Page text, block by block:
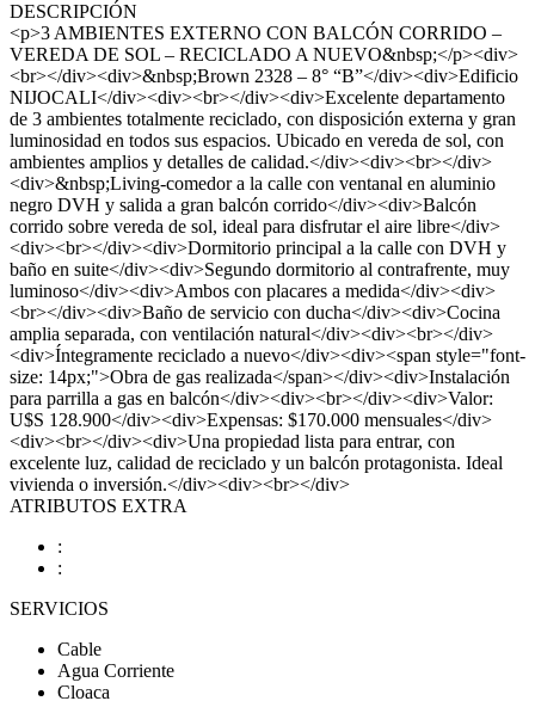
DESCRIPCIÓN
<p>3 AMBIENTES EXTERNO CON BALCÓN CORRIDO –
VEREDA DE SOL – RECICLADO A NUEVO&nbsp;</p><div>
<br></div><div>&nbsp;Brown 2328 – 8° “B”</div><div>Edificio
NIJOCALI</div><div><br></div><div>Excelente departamento
de 3 ambientes totalmente reciclado, con disposición externa y gran
luminosidad en todos sus espacios. Ubicado en vereda de sol, con
ambientes amplios y detalles de calidad.</div><div><br></div>
<div>&nbsp;Living-comedor a la calle con ventanal en aluminio
negro DVH y salida a gran balcón corrido</div><div>Balcón
corrido sobre vereda de sol, ideal para disfrutar el aire libre</div>
<div><br></div><div>Dormitorio principal a la calle con DVH y
baño en suite</div><div>Segundo dormitorio al contrafrente, muy
luminoso</div><div>Ambos con placares a medida</div><div>
<br></div><div>Baño de servicio con ducha</div><div>Cocina
amplia separada, con ventilación natural</div><div><br></div>
<div>Íntegramente reciclado a nuevo</div><div><span style="font-
size: 14px;">Obra de gas realizada</span></div><div>Instalación
para parrilla a gas en balcón</div><div><br></div><div>Valor:
U$S 128.900</div><div>Expensas: $170.000 mensuales</div>
<div><br></div><div>Una propiedad lista para entrar, con
excelente luz, calidad de reciclado y un balcón protagonista. Ideal
vivienda o inversión.</div><div><br></div>
ATRIBUTOS EXTRA
:
:
SERVICIOS
Cable
Agua Corriente
Cloaca